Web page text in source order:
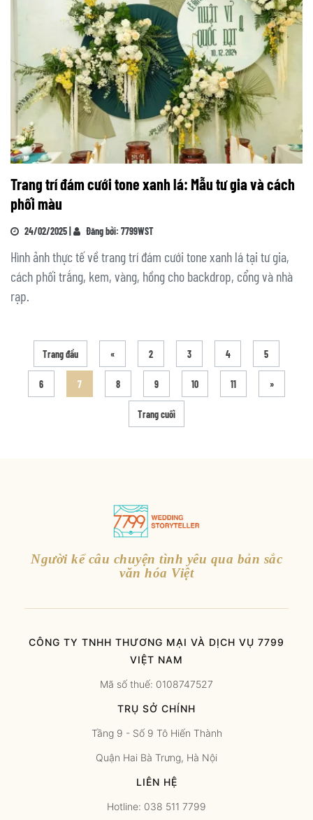
Trang trí đám cưới tone xanh lá: Mẫu tư gia và cách
phối màu
24/02/2025 | Đăng bởi: 7799WST
Hình ảnh thực tế về trang trí đám cưới tone xanh lá tại tư gia,
cách phối trắng, kem, vàng, hồng cho backdrop, cổng và nhà
rạp.
Trang đầu « 2 3 4 5
6 7 8 9 10 11 »
Trang cuối
Người kể câu chuyện tình yêu qua bản sắc
văn hóa Việt
CÔNG TY TNHH THƯƠNG MẠI VÀ DỊCH VỤ 7799
VIỆT NAM
Mã số thuế: 0108747527
TRỤ SỞ CHÍNH
Tầng 9 - Số 9 Tô Hiến Thành
Quận Hai Bà Trưng, Hà Nội
LIÊN HỆ
Hotline: 038 511 7799